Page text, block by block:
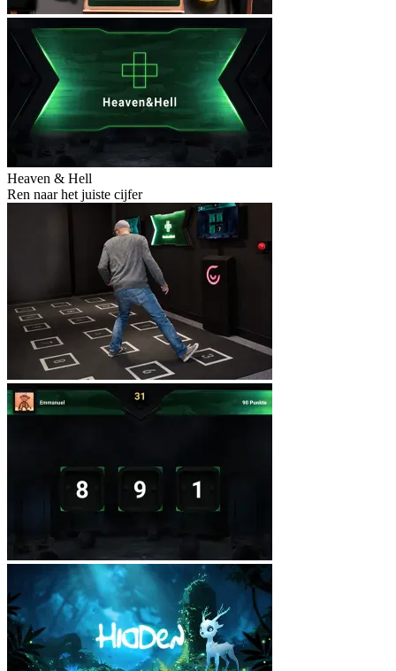
Heaven & Hell
Ren naar het juiste cijfer